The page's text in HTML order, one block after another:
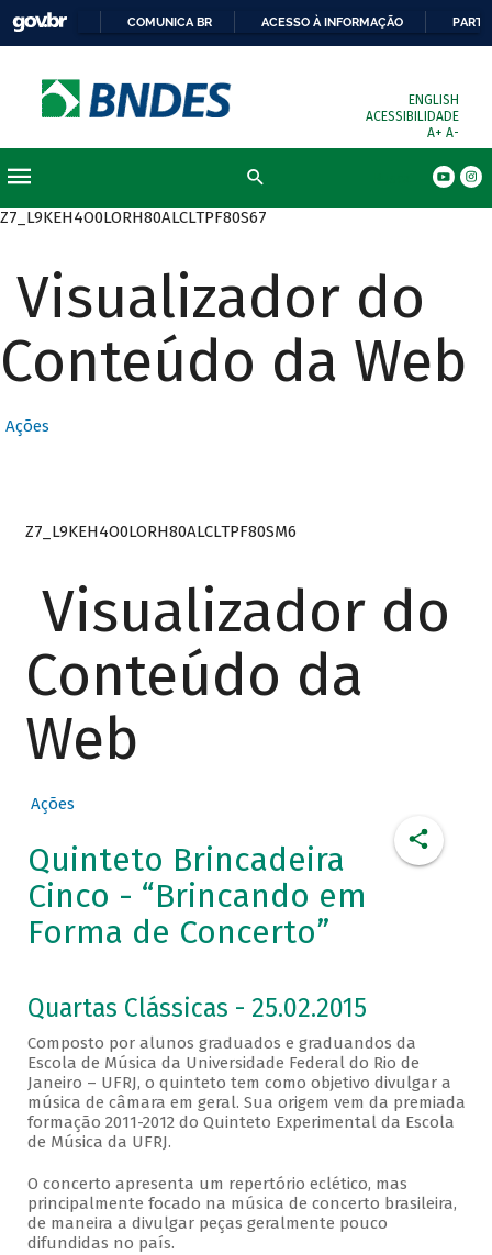
COMUNICA BR ACESSO À INFORMAÇÃO
ENGLISH
ACESSIBILIDADE
A+ A-
Z7_L9KEH4O0LORH80ALCLTPF80S67
Visualizador do
Conteúdo da Web
Ações
Z7_L9KEH4O0LORH80ALCLTPF80SM6
Visualizador do
Conteúdo da
Web
Ações
Quinteto Brincadeira
Cinco - “Brincando em
Forma de Concerto”
Quartas Clássicas - 25.02.2015
Composto por alunos graduados e graduandos da
Escola de Música da Universidade Federal do Rio de
Janeiro – UFRJ, o quinteto tem como objetivo divulgar a
música de câmara em geral. Sua origem vem da premiada
formação 2011-2012 do Quinteto Experimental da Escola
de Música da UFRJ.
O concerto apresenta um repertório eclético, mas
principalmente focado na música de concerto brasileira,
de maneira a divulgar peças geralmente pouco
difundidas no país.